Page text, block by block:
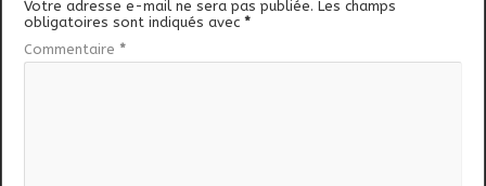
Votre adresse e-mail ne sera pas publiée. Les champs
obligatoires sont indiqués avec*
Commentaire *